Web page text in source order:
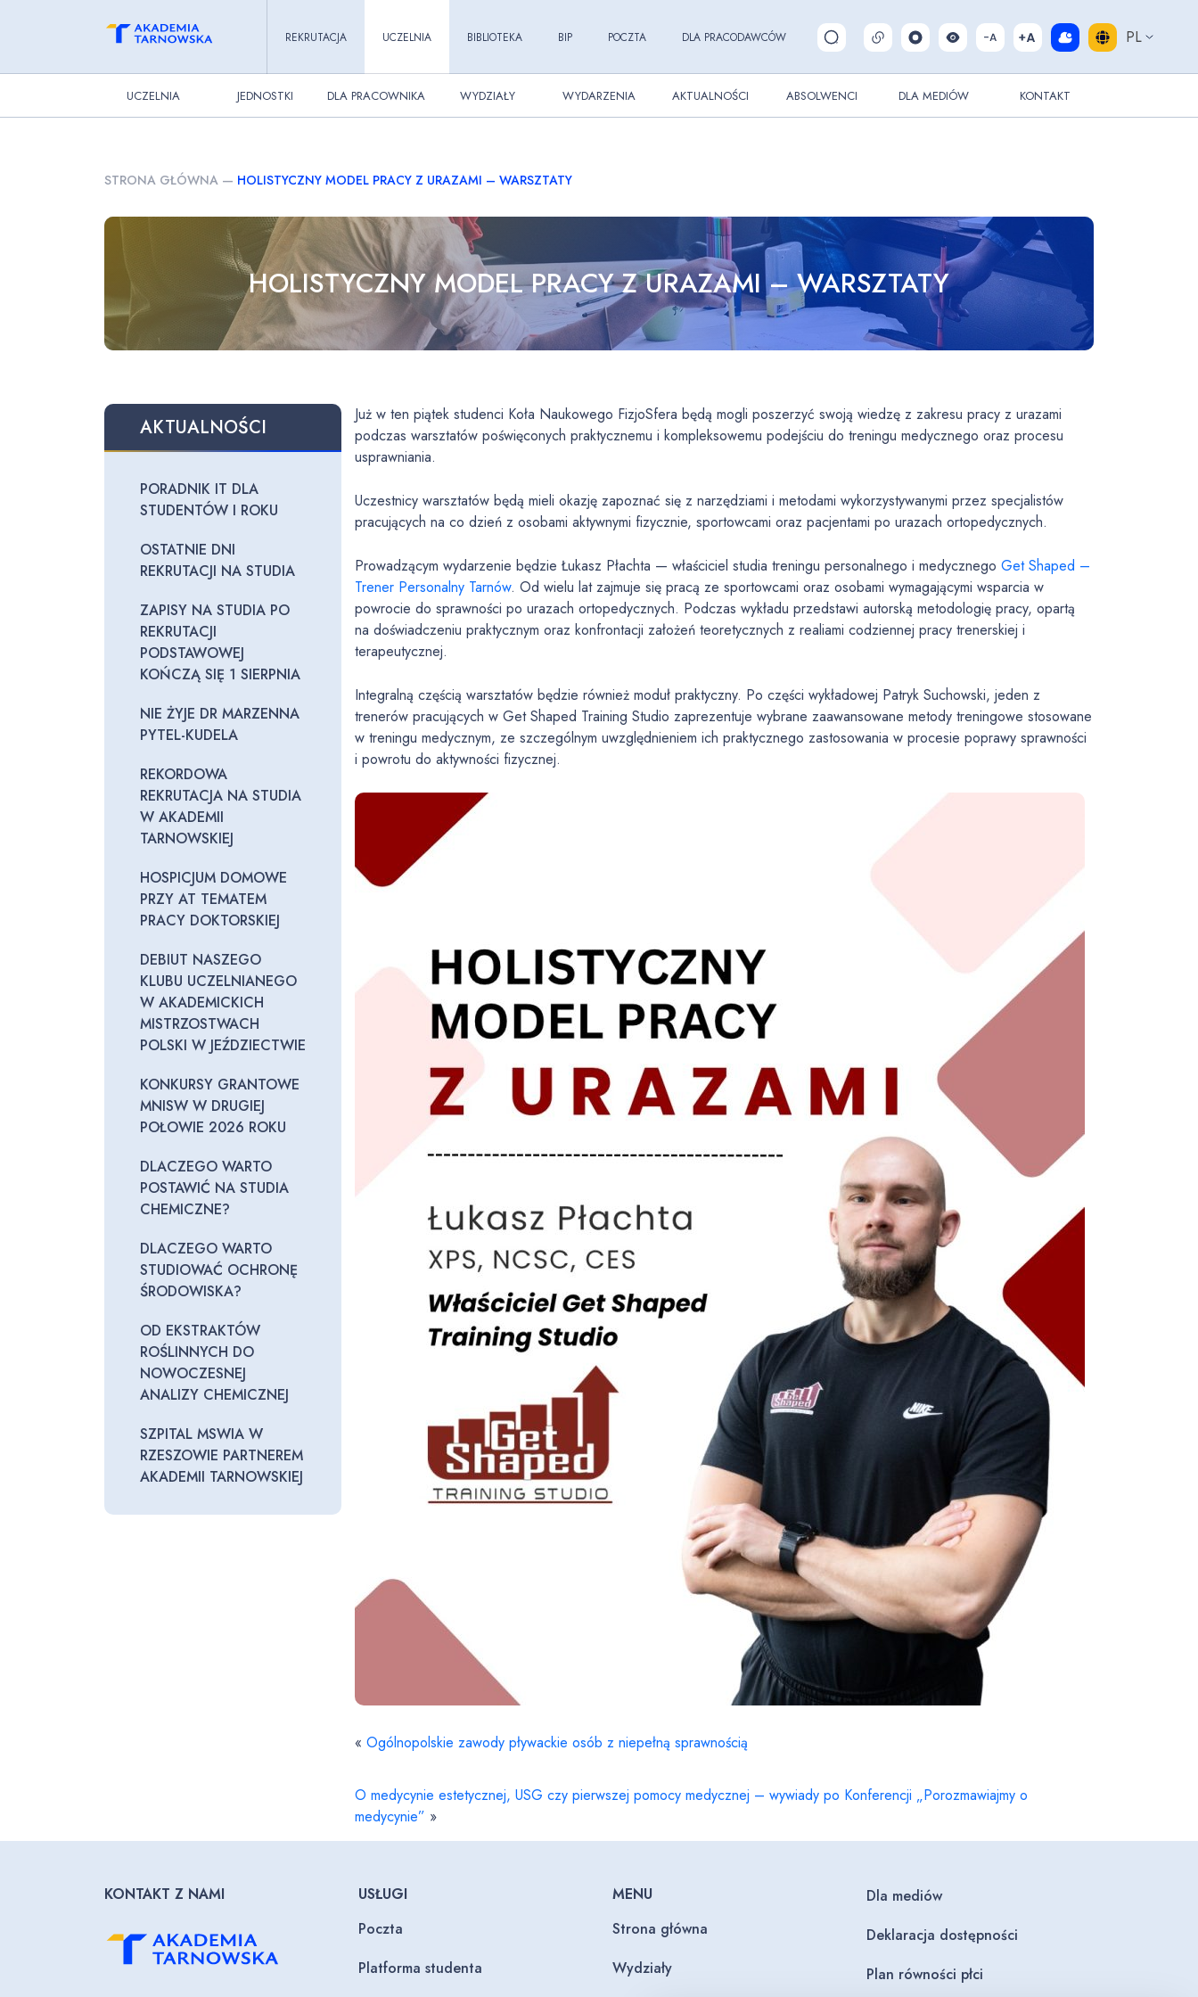
REKRUTACJA UCZELNIA BIBLIOTEKA BIP POCZTA DLA PRACODAWCÓW Pokaż/ukryj wyszukiwarkę PL
UCZELNIA JEDNOSTKI DLA PRACOWNIKA WYDZIAŁY WYDARZENIA AKTUALNOŚCI ABSOLWENCI DLA MEDIÓW KONTAKT
STRONA GŁÓWNA — HOLISTYCZNY MODEL PRACY Z URAZAMI – WARSZTATY
HOLISTYCZNY MODEL PRACY Z URAZAMI – WARSZTATY
AKTUALNOŚCI
PORADNIK IT DLA
STUDENTÓW I ROKU
OSTATNIE DNI
REKRUTACJI NA STUDIA
ZAPISY NA STUDIA PO
REKRUTACJI
PODSTAWOWEJ
KOŃCZĄ SIĘ 1 SIERPNIA
NIE ŻYJE DR MARZENNA
PYTEL-KUDELA
REKORDOWA
REKRUTACJA NA STUDIA
W AKADEMII
TARNOWSKIEJ
HOSPICJUM DOMOWE
PRZY AT TEMATEM
PRACY DOKTORSKIEJ
DEBIUT NASZEGO
KLUBU UCZELNIANEGO
W AKADEMICKICH
MISTRZOSTWACH
POLSKI W JEŹDZIECTWIE
KONKURSY GRANTOWE
MNISW W DRUGIEJ
POŁOWIE 2026 ROKU
DLACZEGO WARTO
POSTAWIĆ NA STUDIA
CHEMICZNE?
DLACZEGO WARTO
STUDIOWAĆ OCHRONĘ
ŚRODOWISKA?
OD EKSTRAKTÓW
ROŚLINNYCH DO
NOWOCZESNEJ
ANALIZY CHEMICZNEJ
SZPITAL MSWIA W
RZESZOWIE PARTNEREM
AKADEMII TARNOWSKIEJ
Już w ten piątek studenci Koła Naukowego FizjoSfera będą mogli poszerzyć swoją wiedzę z zakresu pracy z urazami
podczas warsztatów poświęconych praktycznemu i kompleksowemu podejściu do treningu medycznego oraz procesu
usprawniania.
Uczestnicy warsztatów będą mieli okazję zapoznać się z narzędziami i metodami wykorzystywanymi przez specjalistów
pracujących na co dzień z osobami aktywnymi fizycznie, sportowcami oraz pacjentami po urazach ortopedycznych.
Prowadzącym wydarzenie będzie Łukasz Płachta — właściciel studia treningu personalnego i medycznegoGet Shaped –
Trener Personalny Tarnów. Od wielu lat zajmuje się pracą ze sportowcami oraz osobami wymagającymi wsparcia w
powrocie do sprawności po urazach ortopedycznych. Podczas wykładu przedstawi autorską metodologię pracy, opartą
na doświadczeniu praktycznym oraz konfrontacji założeń teoretycznych z realiami codziennej pracy trenerskiej i
terapeutycznej.
Integralną częścią warsztatów będzie również moduł praktyczny. Po części wykładowej Patryk Suchowski, jeden z
trenerów pracujących w Get Shaped Training Studio zaprezentuje wybrane zaawansowane metody treningowe stosowane
w treningu medycznym, ze szczególnym uwzględnieniem ich praktycznego zastosowania w procesie poprawy sprawności
i powrotu do aktywności fizycznej.
«Ogólnopolskie zawody pływackie osób z niepełną sprawnością
O medycynie estetycznej, USG czy pierwszej pomocy medycznej – wywiady po Konferencji „Porozmawiajmy o
medycynie” »
KONTAKT Z NAMI
USŁUGI
Poczta
Platforma studenta
MENU
Strona główna
Wydziały
Dla mediów
Deklaracja dostępności
Plan równości płci